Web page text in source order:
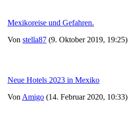
Mexikoreise und Gefahren.
Von stella87 (9. Oktober 2019, 19:25)
Neue Hotels 2023 in Mexiko
Von Amigo (14. Februar 2020, 10:33)